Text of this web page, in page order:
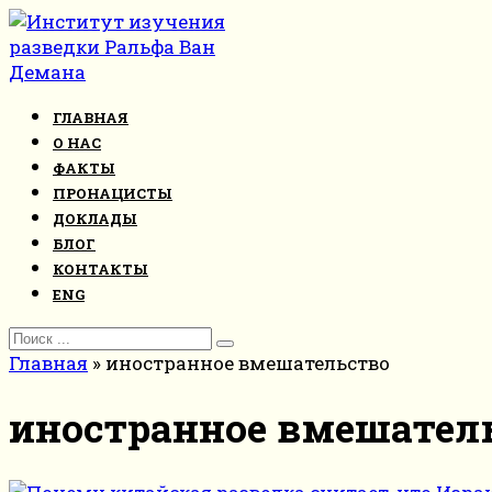
Перейти
к
контенту
ГЛАВНАЯ
О НАС
ФАКТЫ
ПРОНАЦИСТЫ
ДОКЛАДЫ
БЛОГ
КОНТАКТЫ
ENG
Search
for:
Главная » иностранное вмешательство
иностранное